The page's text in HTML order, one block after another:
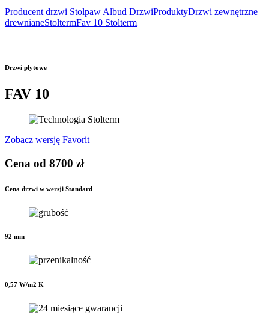
Producent drzwi Stolpaw Albud DrzwiProduktyDrzwi zewnętrzne
drewnianeStoltermFav 10 Stolterm
Drzwi płytowe
FAV 10
Zobacz wersję Favorit
Cena od 8700 zł
Cena drzwi w wersji Standard
92 mm
0,57 W/m2 K